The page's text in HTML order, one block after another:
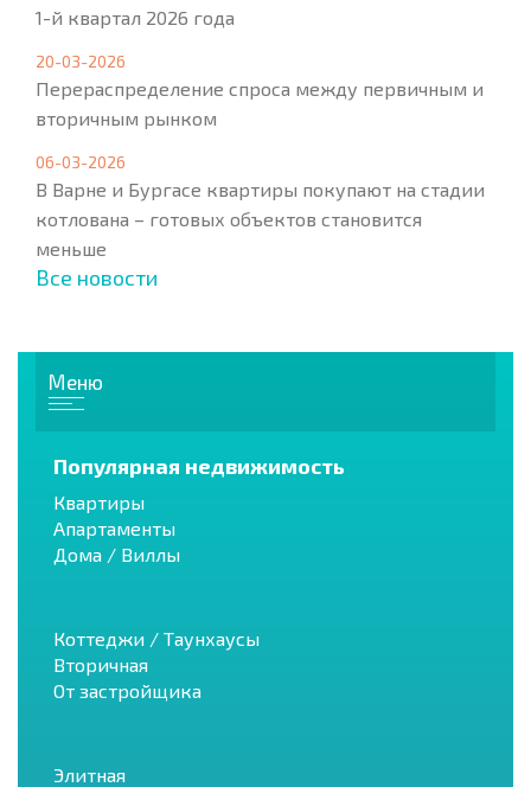
1-й квартал 2026 года
20-03-2026
Перераспределение спроса между первичным и
вторичным рынком
06-03-2026
В Варне и Бургасе квартиры покупают на стадии
котлована – готовых объектов становится
меньше
Все новости
Меню
Популярная недвижимость
Квартиры
Апартаменты
Дома / Виллы
Коттеджи / Таунхаусы
Вторичная
От застройщика
Элитная